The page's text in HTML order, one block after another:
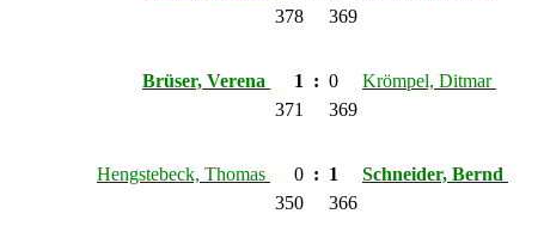
378
369
Brüser, Verena
1 : 0
Krömpel, Ditmar
371
369
Hengstebeck, Thomas
0 : 1
Schneider, Bernd
350
366